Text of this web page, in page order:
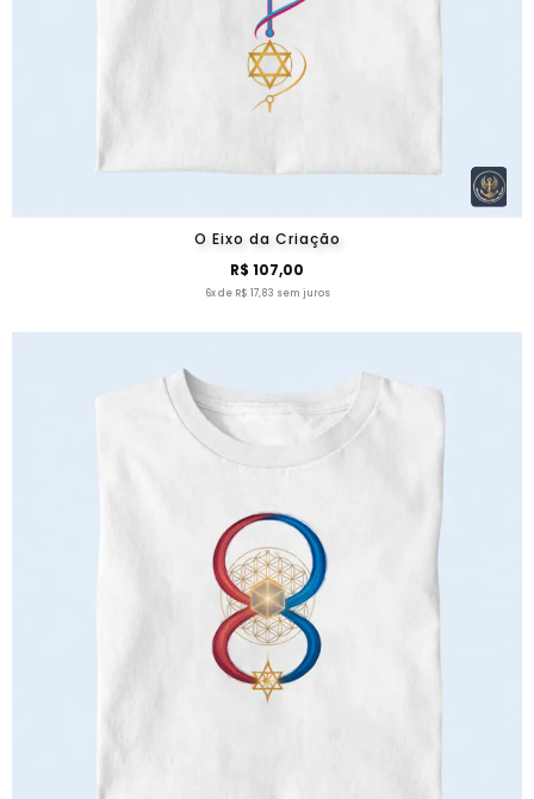
O Eixo da Criação
R$ 107,00
6x de R$ 17,83 sem juros